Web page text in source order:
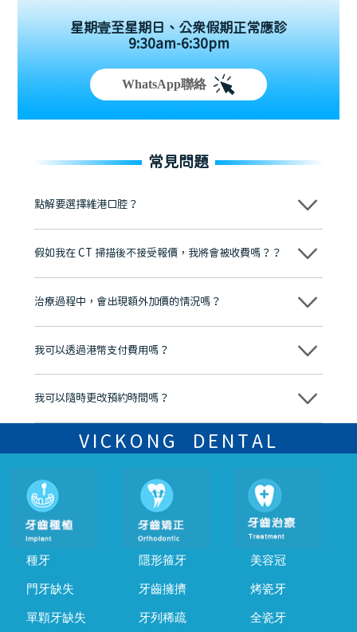
星期壹至星期日、公眾假期正常應診
9:30am-6:30pm
WhatsApp聯絡
常見問題
點解要選擇維港口腔？
維港口腔踐行「醫道濟世」的大學校訓，各分院匯聚來自香港、內地的
牌」、「2025香港企業領袖品牌」，是諾貝爾種植系統全球放心植牙中
至今已服務超過三十個國家和地區的顧客，受到粵港澳大灣區及周邊城
市市民極高的口碑評價及信任推薦 珠海、深圳設有八大分院，香港亦設
有咨詢及服務保障中心，有任何問題都可以隨時預約免費咨詢，讓人十
假如我在 CT 掃描後不接受報價，我將會被收費嗎？？
不會！只要未開始實際服務之前，你不會被收取任何費用。
治療過程中，會出現額外加價的情況嗎？
不會，治療前我們會詳細說明治療方案及對應的價錢，顧客同意並簽字
我可以透過港幣支付費用嗎？
可以。維港口腔會按照當日匯率轉算收取費用，而匯率會及時告知客人
我可以隨時更改預約時間嗎？
可以，請盡早通過wechat或whatsapp聯絡我們，告知我們你原本預約
的時間及資料，並且重新預約的日期及時段
VICKONG DENTAL
種牙
門牙缺失
單顆牙缺失
隱形箍牙
牙齒擁擠
牙列稀疏
美容冠
烤瓷牙
全瓷牙